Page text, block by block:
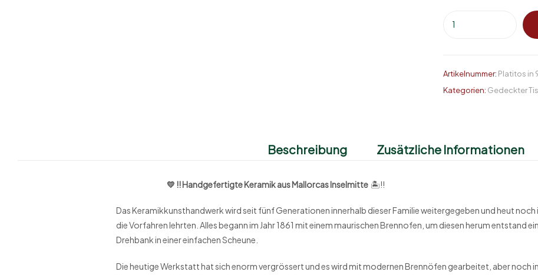
Artikelnummer: Platitos in
Kategorien: Gedeckter
Beschreibung Zusätzliche Informationen
💛 !! Handgefertigte Keramik aus Mallorcas Inselmitte 🏝!!
Das Keramikkunsthandwerk wird seit fünf Generationen innerhalb dieser Familie weitergegeben und heut noch
die Vorfahren lehrten. Alles begann im Jahr 1861 mit einem maurischen Brennofen, um diesen herum entstand
Drehbank in einer einfachen Scheune.
Die heutige Werkstatt hat sich enorm vergrössert und es wird mit modernen Brennöfen gearbeitet, aber noch